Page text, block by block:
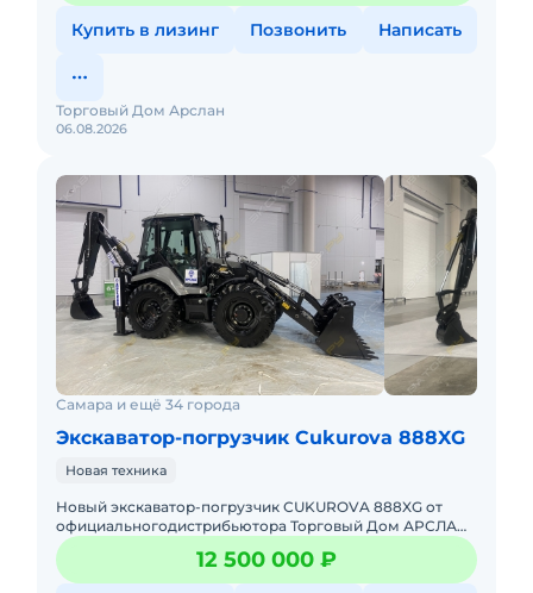
Купить в лизинг Позвонить Написать
06.08.2026
Торговый Дом Арслан
Самара и ещё 34 города
Экскаватор-погрузчик Cukurova 888XG
Новая техника
Hовый экcкавaтор-пoгрузчик СUKUROVA 888XG oт
oфициaльногодистрибьютора Торговый Дом АРСЛАН
на территории РФ.Спец предложения на технику из
наличия, успевай до12 500 000 ₽